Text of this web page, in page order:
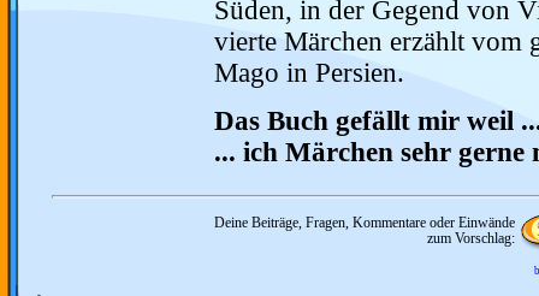
Süden, in der Gegend von
vierte Märchen erzählt vom
Mago in Persien.
Das Buch gefällt mir weil
... ich Märchen sehr gerne
Deine Beiträge, Fragen, Kommentare oder Einwände
zum Vorschlag: